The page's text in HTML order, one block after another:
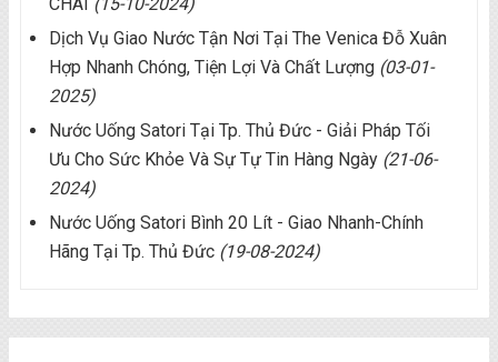
Dịch Vụ Giao Nước Tận Nơi Tại The Venica Đỗ Xuân
Hợp Nhanh Chóng, Tiện Lợi Và Chất Lượng (03-01-
2025)
Nước Uống Satori Tại Tp. Thủ Đức - Giải Pháp Tối
Ưu Cho Sức Khỏe Và Sự Tự Tin Hàng Ngày (21-06-
2024)
Nước Uống Satori Bình 20 Lít - Giao Nhanh-Chính
Hãng Tại Tp. Thủ Đức (19-08-2024)